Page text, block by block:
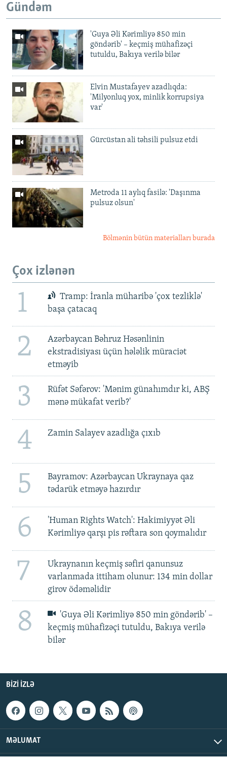
Gündəm
'Guya Əli Kərimliyə 850 min
göndərib' – keçmiş mühafizəçi
tutuldu, Bakıya verilə bilər
Elvin Mustafayev azadlıqda:
'Milyonluq yox, minlik korrupsiya
var'
Gürcüstan ali təhsili pulsuz etdi
Metroda 11 aylıq fasilə: 'Daşınma
pulsuz olsun'
Bölmənin bütün materialları burada
Çox izlənən
1
Tramp: İranla müharibə 'çox tezliklə'
başa çatacaq
2
Azərbaycan Bəhruz Həsənlinin
ekstradisiyası üçün hələlik müraciət
etməyib
3
Rüfət Səfərov: 'Mənim günahımdır ki, ABŞ
mənə mükafat verib?'
4 Zamin Salayev azadlığa çıxıb
5
Bayramov: Azərbaycan Ukraynaya qaz
tədarük etməyə hazırdır
6
'Human Rights Watch': Hakimiyyət Əli
Kərimliyə qarşı pis rəftara son qoymalıdır
7
Ukraynanın keçmiş səfiri qanunsuz
varlanmada ittiham olunur: 134 min dollar
girov ödəməlidir
8
'Guya Əli Kərimliyə 850 min göndərib' –
keçmiş mühafizəçi tutuldu, Bakıya verilə
bilər
BIZI IZLƏ
MƏLUMAT